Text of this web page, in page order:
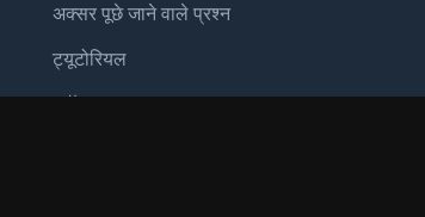
अक्सर पूछे जाने वाले प्रश्न
ट्यूटोरियल
ब्लॉग